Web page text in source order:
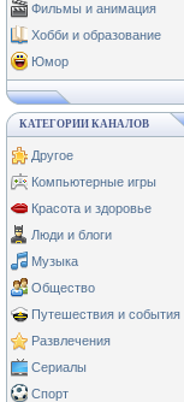
Фильмы и анимация
Хобби и образование
Юмор
КАТЕГОРИИ КАНАЛОВ
Другое
Компьютерные игры
Красота и здоровье
Люди и блоги
Музыка
Общество
Путешествия и события
Развлечения
Сериалы
Спорт